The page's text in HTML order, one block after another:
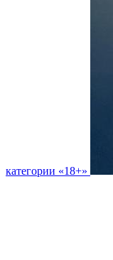
категории «18+»